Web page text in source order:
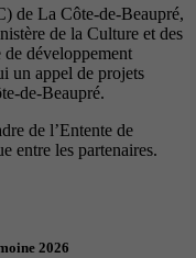
de La Côte-de-Beaupré,
de la Culture et des
de développement
un appel de projets
de-Beaupré.
de l’Entente de
entre les partenaires.
2026